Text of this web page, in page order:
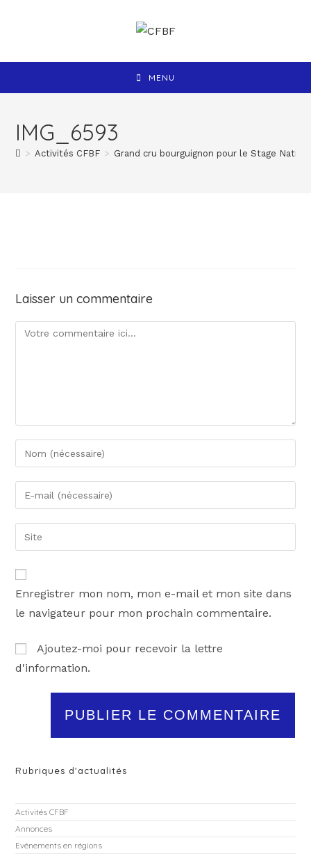
MENU
IMG_6593
> Activités CFBF > Grand cru bourguignon pour le Stage
Laisser un commentaire
Enregistrer mon nom, mon e-mail et mon site dans
le navigateur pour mon prochain commentaire.
Ajoutez-moi pour recevoir la lettre
d'information.
Rubriques d'actualités
Activités CFBF
Annonces
Evénements en régions